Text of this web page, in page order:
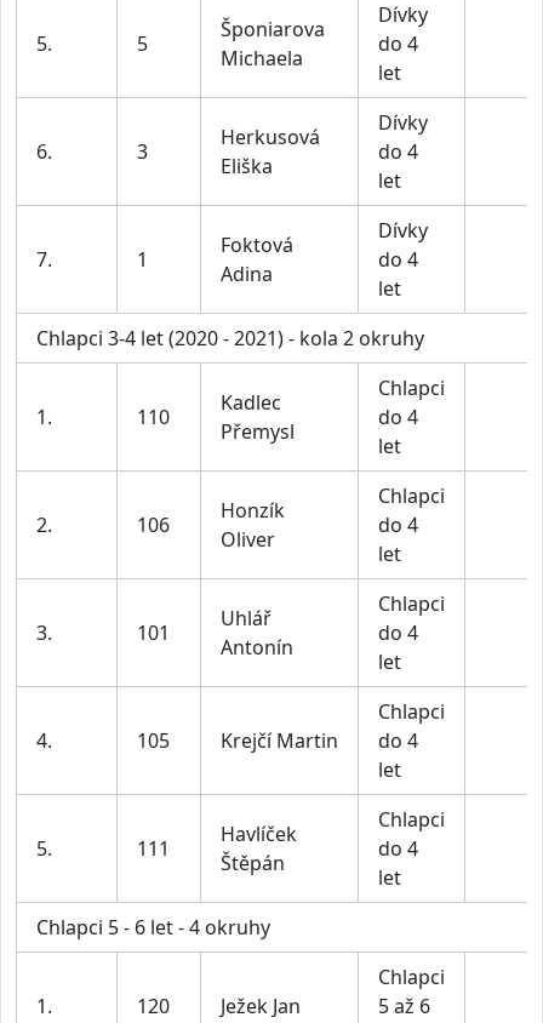
5. 5
Šponiarova
Michaela
Dívky
do 4
let
6. 3
Herkusová
Eliška
Dívky
do 4
let
7. 1
Foktová
Adina
Dívky
do 4
let
Chlapci 3-4 let (2020 - 2021) - kola 2 okruhy
1. 110
Kadlec
Přemysl
Chlapci
do 4
let
2. 106
Honzík
Oliver
Chlapci
do 4
let
3. 101
Uhlář
Antonín
Chlapci
do 4
let
4. 105 Krejčí Martin
Chlapci
do 4
let
5. 111
Havlíček
Štěpán
Chlapci
do 4
let
Chlapci 5 - 6 let - 4 okruhy
1. 120 Ježek Jan
Chlapci
5 až 6